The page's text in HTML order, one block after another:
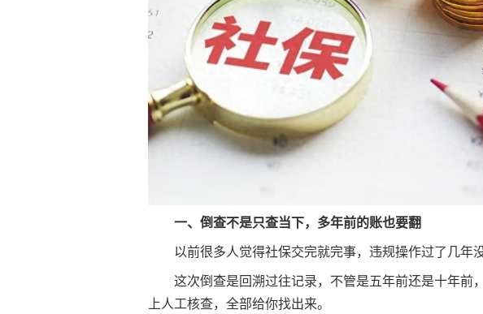
一、倒查不是只查当下，多年前的账也要翻
以前很多人觉得社保交完就完事，违规操作过了几年
这次倒查是回溯过往记录，不管是五年前还是十年前
上人工核查，全部给你找出来。